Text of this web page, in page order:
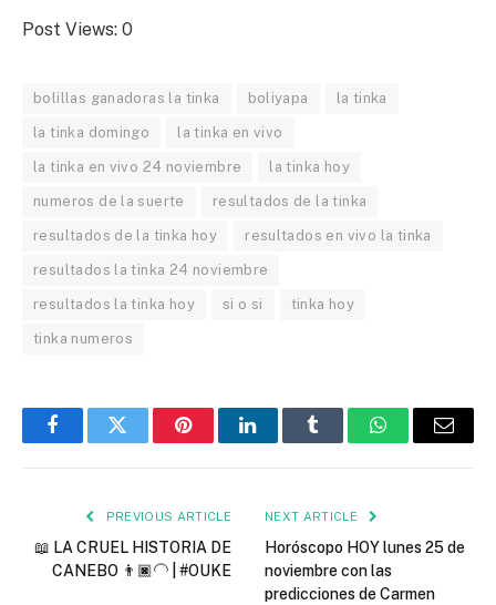
Post Views: 0
bolillas ganadoras la tinka boliyapa la tinka
la tinka domingo la tinka en vivo
la tinka en vivo 24 noviembre la tinka hoy
numeros de la suerte resultados de la tinka
resultados de la tinka hoy resultados en vivo la tinka
resultados la tinka 24 noviembre
resultados la tinka hoy si o si tinka hoy
tinka numeros
FacebookTwitter PinterestLinkedInTumblr WhatsAppEmail
PREVIOUS ARTICLE
📖 LA CRUEL HISTORIA DE
CANEBO 👨🏿‍🦲 | #OUKE
NEXT ARTICLE
Horóscopo HOY lunes 25 de
noviembre con las
predicciones de Carmen